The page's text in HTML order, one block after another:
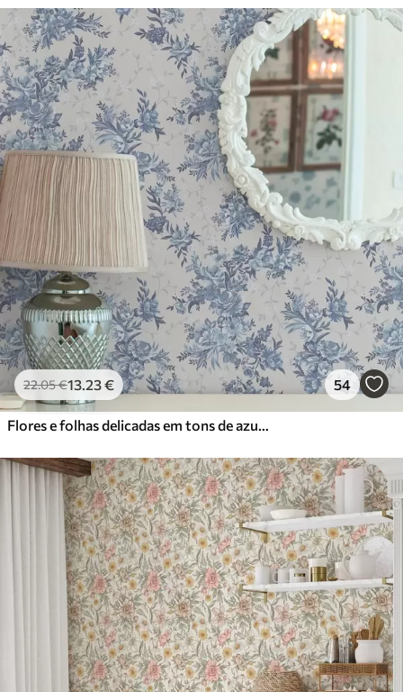
22.05€13.23€ 54
Flores e folhas delicadas em tons de azul e azul sobre um fundo claro